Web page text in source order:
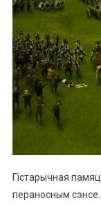
Гістарычная
пераносным сэнсе.